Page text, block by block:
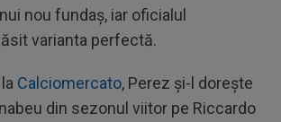
nou fundaș, iar oficialul
varianta perfectă.
Calciomercato, Perez și-l dorește
din sezonul viitor pe Riccardo